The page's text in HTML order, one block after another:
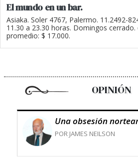
El mundo en un bar.
Asiaka. Soler 4767, Palermo. 11.2492-
11.30 a 23.30 horas. Domingos
promedio: $ 17.000.
OPINIÓN
Una obsesión
POR JAMES NEILSON